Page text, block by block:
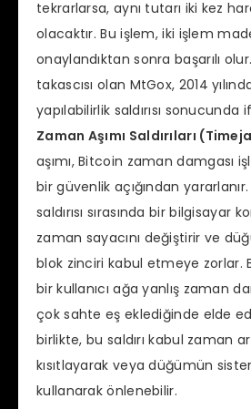
tekrarlarsa, aynı tutarı iki kez
olacaktır. Bu işlem, iki işlem
onaylandıktan sonra başarılı
takascısı olan MtGox, 2014
yapılabilirlik saldırısı
Zaman Aşımı Saldırıları
aşımı, Bitcoin zaman damgası
bir güvenlik açığından
saldırısı sırasında bir bilgisayar
zaman sayacını değiştirir ve
blok zinciri kabul etmeye zorlar.
bir kullanıcı ağa yanlış zaman
çok sahte eş eklediğinde elde
birlikte, bu saldırı kabul zaman
kısıtlayarak veya düğümün
kullanarak önlenebilir.